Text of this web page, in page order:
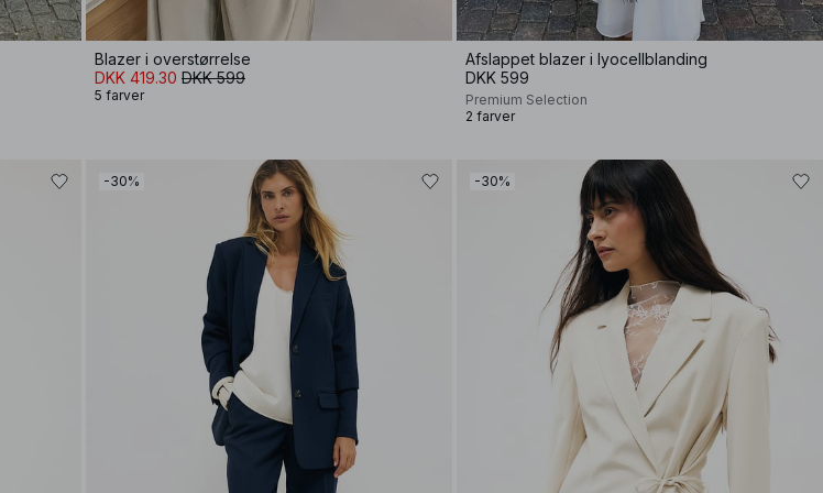
Blazer i overstørrelse
DKK 419.30 DKK 599
5 farver
Afslappet blazer i lyocellblanding
DKK 599
Premium Selection
2 farver
-30% -30%